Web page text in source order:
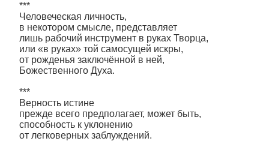
***
Человеческая личность,
в некотором смысле, представляет
лишь рабочий инструмент в руках Творца,
или «в руках» той самосущей искры,
от рожденья заключённой в ней,
Божественного Духа.
***
Верность истине
прежде всего предполагает, может быть,
способность к уклонению
от легковерных заблуждений.